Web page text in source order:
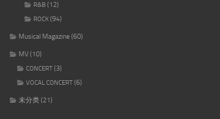
R&B (12)
ROCK (94)
Musical Magazine(60)
MV(10)
CONCERT (3)
VOCAL CONCERT (6)
未分类(21)